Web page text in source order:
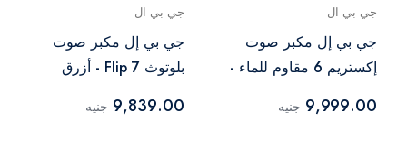
جي بي ال
جي بي إل مكبر صوت
إكستريم 6 مقاوم للماء -
9,999.00 جنيه
جي بي ال
جي بي إل مكبر صوت
بلوتوث Flip 7 - أزرق
9,839.00 جنيه